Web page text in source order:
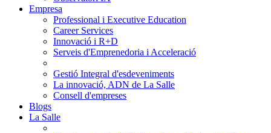
Empresa
Professional i Executive Education
Career Services
Innovació i R+D
Serveis d'Emprenedoria i Acceleració
Gestió Integral d'esdeveniments
La innovació, ADN de La Salle
Consell d'empreses
Blogs
La Salle